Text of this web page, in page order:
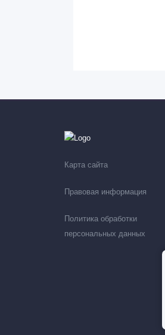
Карта сайта
Правовая информация
Политика обработки
персональных данных